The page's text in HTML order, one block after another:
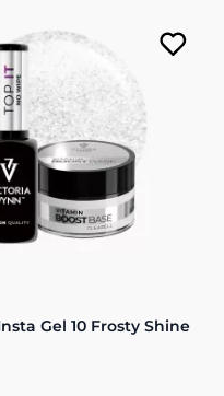
Gel 10 Frosty Shine
na stronie produktu